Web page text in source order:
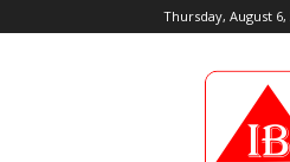
Thursday, August 6,